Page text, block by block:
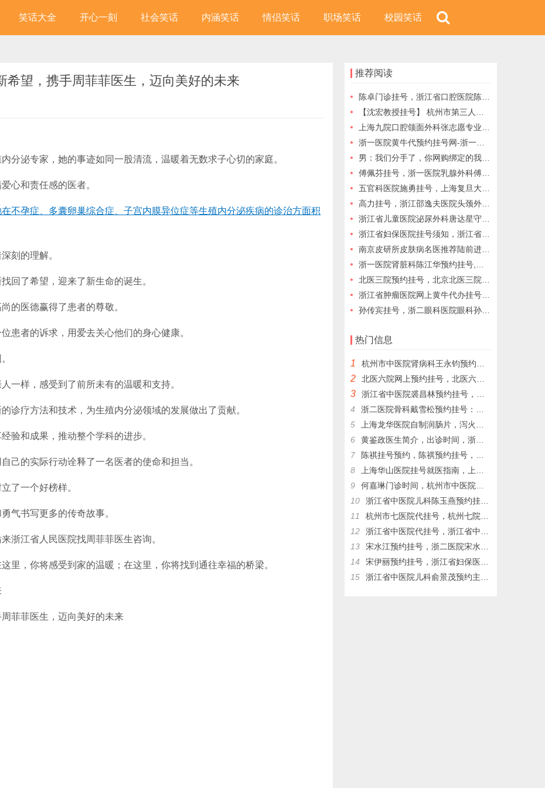
笑话大全 开心一刻 社会笑话 内涵笑话 情侣笑话 职场笑话 校园笑话
希望，携手周菲菲医生，迈向美好的未来
分泌专家，她的事迹如同一股清流，温暖着无数求子心切的家庭。
心和责任感的医者。
不孕症、多囊卵巢综合症、子宫内膜异位症等生殖内分泌疾病的诊治方面积
刻的理解。
回了希望，迎来了新生命的诞生。
的医德赢得了患者的尊敬。
患者的诉求，用爱去关心他们的身心健康。
一样，感受到了前所未有的温暖和支持。
诊疗方法和技术，为生殖内分泌领域的发展做出了贡献。
验和成果，推动整个学科的进步。
己的实际行动诠释了一名医者的使命和担当。
了一个好榜样。
气书写更多的传奇故事。
浙江省人民医院找周菲菲医生咨询。
里，你将感受到家的温暖；在这里，你将找到通往幸福的桥梁。
菲菲医生，迈向美好的未来
推荐阅读
陈卓门诊挂号，浙江省口腔医院陈卓网上预约挂号，浙江省口腔医院代挂号
【沈宏教授挂号】 杭州市第三人民医院皮肤科沈宏预约挂号｜30年顽疾攻坚者
上海九院口腔颌面外科张志愿专业擅长口腔颌面部与头颈部肿瘤的诊治
浙一医院黄牛代预约挂号网-浙一医院乳腺外科刘彧预约挂号
男：我们分手了，你网购绑定的我的银行卡解除了吗？
傅佩芬挂号，浙一医院乳腺外科傅佩芬预约挂号，乳腺外科傅佩芬代挂号
五官科医院施勇挂号，上海复旦大学附属五官科医院施勇网上预约挂号，上海复旦大学附属五官科施勇
高力挂号，浙江邵逸夫医院头颈外科高力网上预约挂号，邵逸夫医院预约挂号
浙江省儿童医院泌尿外科唐达星守护孩子们的健康，让未来更加灿烂
浙江省妇保医院挂号须知，浙江省妇保医院网上预约挂号，浙江省妇保医院预约挂号
南京皮研所皮肤病名医推荐陆前进预约跑腿代挂号
浙一医院肾脏科陈江华预约挂号,浙一医院陈江华,浙一医院代挂号
北医三院预约挂号，北京北医三院网上预约挂号，北医三院陪诊挂号服务
浙江省肿瘤医院网上黄牛代办挂号跑腿
孙传宾挂号，浙二眼科医院眼科孙传宾预约挂号，他的专业和热情将为你带来意想不到的惊喜。
热门信息
1 杭州市中医院肾病科王永钧预约挂号，王永钧为为更多的患者带来健康和希望。
2 北医六院网上预约挂号，北医六院代挂号，北医六院跑腿代挂号
3
浙江省中医院裘昌林预约挂号，裘昌林挂号预约，裘昌林专家门诊挂号，解决就医难顾虑
4
浙二医院骨科戴雪松预约挂号：戴雪松关节镜技术的领航者，戴雪松；擅长疾病: 骨关节病和运动损伤
5
上海龙华医院自制润肠片，泻火通便，用于湿热內盛，便秘腹胀，习惯性便秘
6
黄鉴政医生简介，出诊时间，浙二医院代挂号，浙二医院黄鉴政预约挂号
7
陈祺挂号预约，陈祺预约挂号，杭州生长发育陈祺代挂号​，杭州生长发育陈祺帮人挂号
8
上海华山医院挂号就医指南，上海各大医院网上预约挂号代配药
9
何嘉琳门诊时间，杭州市中医院妇科何嘉琳网上预约挂号，杭州市中医院代挂号
10
浙江省中医院儿科陈玉燕预约挂号，陈玉燕擅长儿童自闭症
11
杭州市七医院代挂号，杭州七院儿童心理科周国岭网上预约挂号，周国岭门诊时间
12
浙江省中医院代挂号，浙江省中医院儿科俞景茂网上预约挂号，俞景茂门诊时间
13
宋水江预约挂号，浙二医院宋水江预约挂号，浙二医院代挂号
14
宋伊丽预约挂号，浙江省妇保医院宋伊丽网上挂号，浙江省妇保医院宋伊丽，浙江省妇保医院代挂号
15
浙江省中医院儿科俞景茂预约主任挂号热线17326083953